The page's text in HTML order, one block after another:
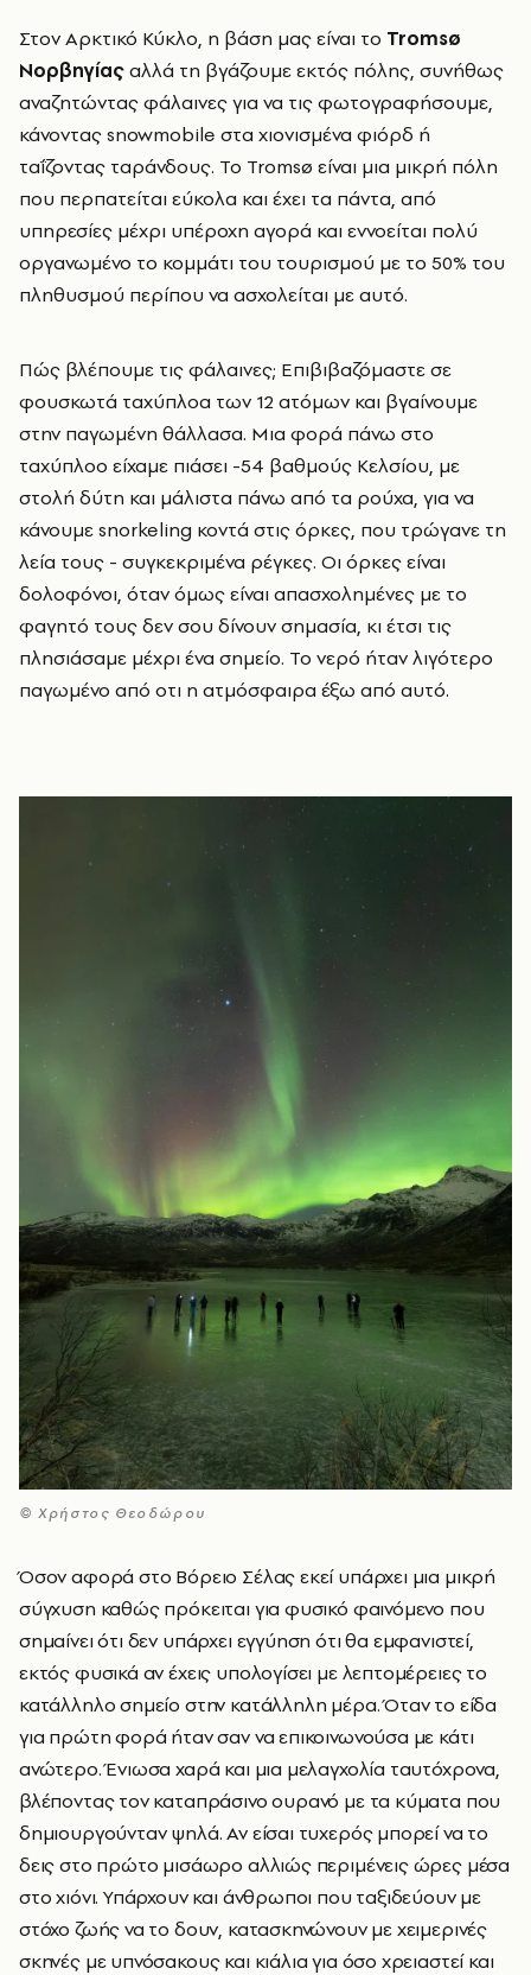
Στον Αρκτικό Κύκλο, η βάση μας είναι το Tromsø
Νορβηγίαςαλλά τη βγάζουμε εκτός πόλης, συνήθως
αναζητώντας φάλαινες για να τις φωτογραφήσουμε,
κάνοντας snowmobile στα χιονισμένα φιόρδ ή
ταΐζοντας ταράνδους. Το Tromsø είναι μια μικρή πόλη
που περπατείται εύκολα και έχει τα πάντα, από
υπηρεσίες μέχρι υπέροχη αγορά και εννοείται πολύ
οργανωμένο το κομμάτι του τουρισμού με το 50% του
πληθυσμού περίπου να ασχολείται με αυτό.
Πώς βλέπουμε τις φάλαινες; Eπιβιβαζόμαστε σε
φουσκωτά ταχύπλοα των 12 ατόμων και βγαίνουμε
στην παγωμένη θάλλασα. Μια φορά πάνω στο
ταχύπλοο είχαμε πιάσει -54 βαθμούς Κελσίου, με
στολή δύτη και μάλιστα πάνω από τα ρούχα, για να
κάνουμε snorkeling κοντά στις όρκες, που τρώγανε τη
λεία τους - συγκεκριμένα ρέγκες. Οι όρκες είναι
δολοφόνοι, όταν όμως είναι απασχολημένες με το
φαγητό τους δεν σου δίνουν σημασία, κι έτσι τις
πλησιάσαμε μέχρι ένα σημείο. Το νερό ήταν λιγότερο
παγωμένο από οτι η ατμόσφαιρα έξω από αυτό.
© Xρήστος Θεοδώρου
Όσον αφορά στο Βόρειο Σέλας εκεί υπάρχει μια μικρή
σύγχυση καθώς πρόκειται για φυσικό φαινόμενο που
σημαίνει ότι δεν υπάρχει εγγύηση ότι θα εμφανιστεί,
εκτός φυσικά αν έχεις υπολογίσει με λεπτομέρειες το
κατάλληλο σημείο στην κατάλληλη μέρα.Όταν το είδα
για πρώτη φορά ήταν σαν να επικοινωνούσα με κάτι
ανώτερο. Ένιωσα χαρά και μια μελαγχολία ταυτόχρονα,
βλέποντας τον καταπράσινο ουρανό με τα κύματα που
δημιουργούνταν ψηλά.Αν είσαι τυχερός μπορεί να το
δεις στο πρώτο μισάωρο αλλιώς περιμένεις ώρες μέσα
στο χιόνι. Υπάρχουν και άνθρωποι που ταξιδεύουν με
στόχο ζωής να το δουν, κατασκηνώνουν με χειμερινές
σκηνές με υπνόσακους και κιάλια για όσο χρειαστεί και